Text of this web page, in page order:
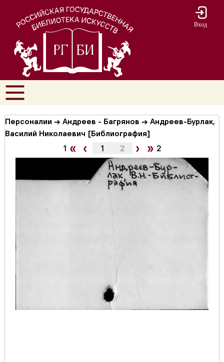
Вход
Персоналии → Андреев - Багрянов → Андреев-Бурлак,
Василий Николаевич [Библиография]
1 « ‹ 1 2 › » 2